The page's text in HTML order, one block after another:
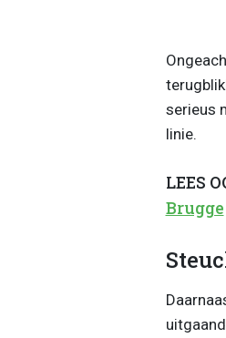
serieus
linie.
LEES
Brugge